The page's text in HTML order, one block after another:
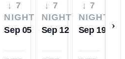
↓ 7
NIGHTS
Sep 05
↓ 7
NIGHTS
Sep 12
↓ 7
NIGHTS
Sep 19
›